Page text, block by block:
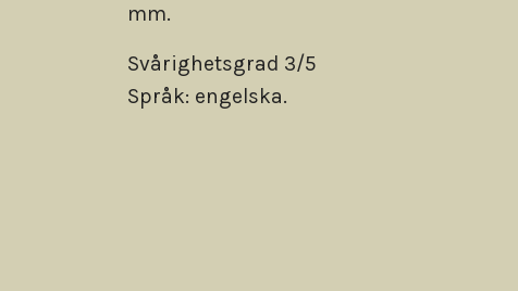
mm.
Svårighetsgrad 3/5
Språk: engelska.